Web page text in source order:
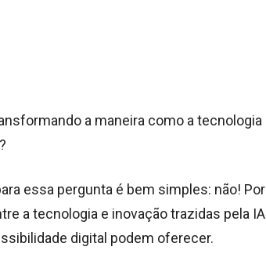
a maneira como a tecnologia
essa pergunta é bem simples: não! Por
a tecnologia e inovação trazidas pela IA
digital podem oferecer.